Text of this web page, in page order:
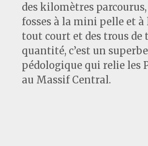
des kilomètres parcourus,
fosses à la mini pelle et à
tout court et des trous de
quantité, c’est un
pédologique qui relie les
au Massif Central.